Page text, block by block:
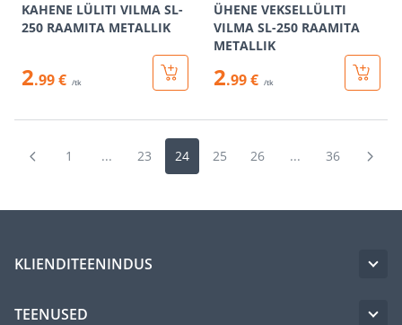
KAHENE LÜLITI VILMA SL-
250 RAAMITA METALLIK
2.99 € /tk
ÜHENE VEKSELLÜLITI
VILMA SL-250 RAAMITA
METALLIK
2.99 € /tk
1 ... 23 24 25 26 ... 36
KLIENDITEENINDUS
TEENUSED